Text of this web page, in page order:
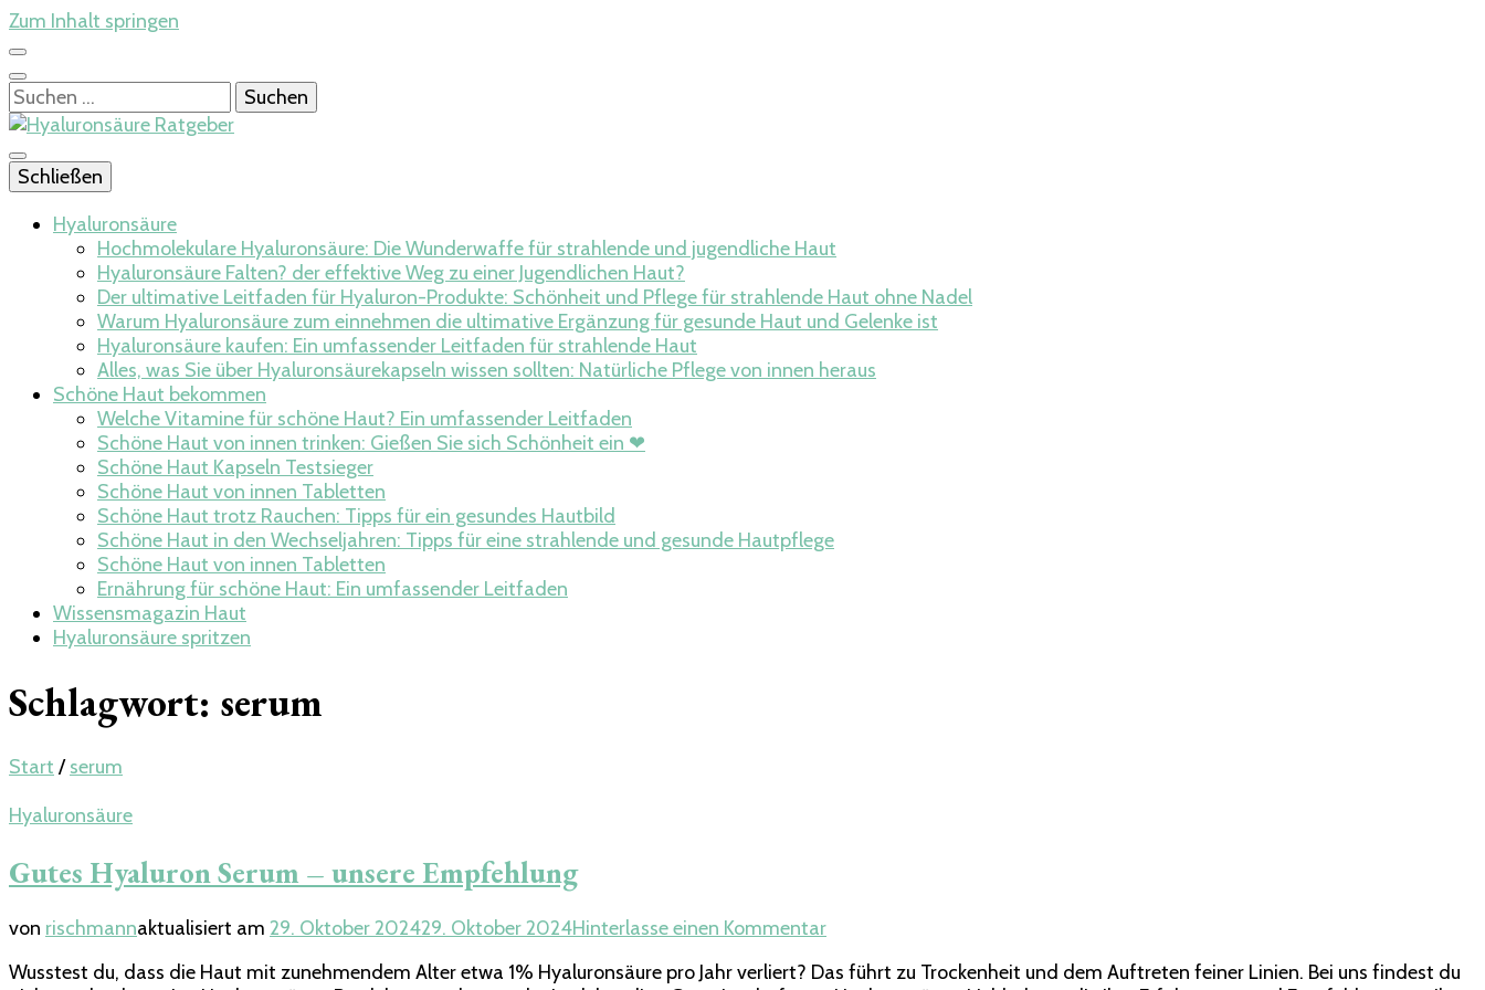
Zum Inhalt springen
Suchen
nach:
Hyaluronsäure Ratgeber
Der Ratgeber bei der Anwendung von Hyaluronsäure und der Haut
Schließen
Hyaluronsäure
Hochmolekulare Hyaluronsäure: Die Wunderwaffe für strahlende und jugendliche Haut
Hyaluronsäure Falten? der effektive Weg zu einer Jugendlichen Haut?
Der ultimative Leitfaden für Hyaluron-Produkte: Schönheit und Pflege für strahlende Haut ohne Nadel
Warum Hyaluronsäure zum einnehmen die ultimative Ergänzung für gesunde Haut und Gelenke ist
Hyaluronsäure kaufen: Ein umfassender Leitfaden für strahlende Haut
Alles, was Sie über Hyaluronsäurekapseln wissen sollten: Natürliche Pflege von innen heraus
Schöne Haut bekommen
Welche Vitamine für schöne Haut? Ein umfassender Leitfaden
Schöne Haut von innen trinken: Gießen Sie sich Schönheit ein ❤
Schöne Haut Kapseln Testsieger
Schöne Haut von innen Tabletten
Schöne Haut trotz Rauchen: Tipps für ein gesundes Hautbild
Schöne Haut in den Wechseljahren: Tipps für eine strahlende und gesunde Hautpflege
Schöne Haut von innen Tabletten
Ernährung für schöne Haut: Ein umfassender Leitfaden
Wissensmagazin Haut
Hyaluronsäure spritzen
Schlagwort: serum
Start / serum
Hyaluronsäure
Gutes Hyaluron Serum – unsere Empfehlung
von rischmannaktualisiert am 29. Oktober 202429. Oktober 2024Hinterlasse einen Kommentarzu
Hyaluron
Wusstest du, dass die Haut mit zunehmendem Alter etwa 1% Hyaluronsäure pro Jahr verliert? Das führt zu Trockenheit und dem Auftreten feiner Linien. Bei uns findest du